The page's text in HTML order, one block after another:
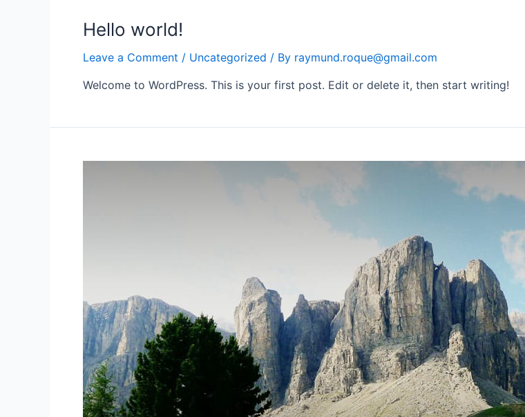
Hello world!
Leave a Comment / Uncategorized / By raymund.roque@gmail.com
Welcome to WordPress. This is your first post. Edit or delete it, then start writing!